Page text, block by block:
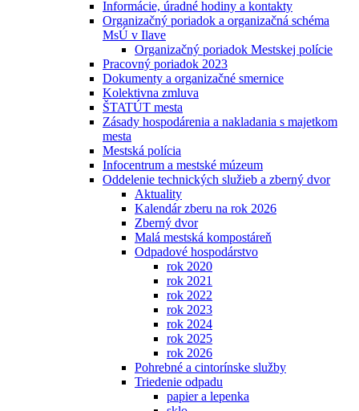
Informácie, úradné hodiny a kontakty
Organizačný poriadok a organizačná schéma
MsÚ v Ilave
Organizačný poriadok Mestskej polície
Pracovný poriadok 2023
Dokumenty a organizačné smernice
Kolektivna zmluva
ŠTATÚT mesta
Zásady hospodárenia a nakladania s majetkom
mesta
Mestská polícia
Infocentrum a mestské múzeum
Oddelenie technických služieb a zberný dvor
Aktuality
Kalendár zberu na rok 2026
Zberný dvor
Malá mestská kompostáreň
Odpadové hospodárstvo
rok 2020
rok 2021
rok 2022
rok 2023
rok 2024
rok 2025
rok 2026
Pohrebné a cintorínske služby
Triedenie odpadu
papier a lepenka